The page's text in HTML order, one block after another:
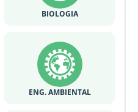
BIOLOGIA
ENG. AMBIENTAL